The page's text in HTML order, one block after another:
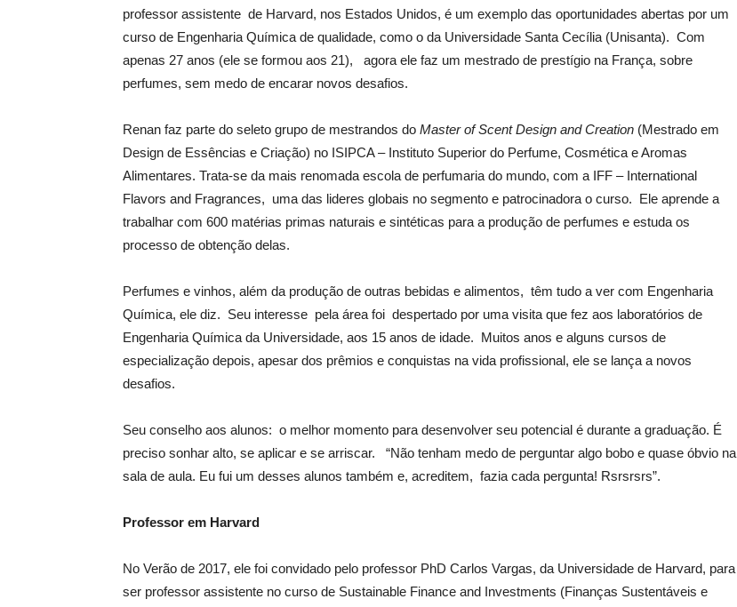
professor assistente de Harvard, nos Estados Unidos, é um exemplo das oportunidades abertas por um
curso de Engenharia Química de qualidade, como o da Universidade Santa Cecília (Unisanta). Com
apenas 27 anos (ele se formou aos 21), agora ele faz um mestrado de prestígio na França, sobre
perfumes, sem medo de encarar novos desafios.
Renan faz parte do seleto grupo de mestrandos do Master of Scent Design and Creation (Mestrado em
Design de Essências e Criação) no ISIPCA – Instituto Superior do Perfume, Cosmética e Aromas
Alimentares. Trata-se da mais renomada escola de perfumaria do mundo, com a IFF – International
Flavors and Fragrances, uma das lideres globais no segmento e patrocinadora o curso. Ele aprende a
trabalhar com 600 matérias primas naturais e sintéticas para a produção de perfumes e estuda os
processo de obtenção delas.
Perfumes e vinhos, além da produção de outras bebidas e alimentos, têm tudo a ver com Engenharia
Química, ele diz. Seu interesse pela área foi despertado por uma visita que fez aos laboratórios de
Engenharia Química da Universidade, aos 15 anos de idade. Muitos anos e alguns cursos de
especialização depois, apesar dos prêmios e conquistas na vida profissional, ele se lança a novos
desafios.
Seu conselho aos alunos: o melhor momento para desenvolver seu potencial é durante a graduação. É
preciso sonhar alto, se aplicar e se arriscar. “Não tenham medo de perguntar algo bobo e quase óbvio na
sala de aula. Eu fui um desses alunos também e, acreditem, fazia cada pergunta! Rsrsrsrs”.
Professor em Harvard
No Verão de 2017, ele foi convidado pelo professor PhD Carlos Vargas, da Universidade de Harvard, para
ser professor assistente no curso de Sustainable Finance and Investments (Finanças Sustentáveis e